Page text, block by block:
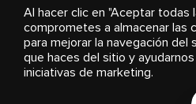
Publicidad Transmisión y
consumo
Soluciones
nosotros
© 2018-2025 Stingray Group
Al hacer clic en "Aceptar todas
comprometes a almacenar las
para mejorar la navegación del
que haces del sitio y
iniciativas de marketing.